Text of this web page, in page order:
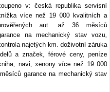
v: česká republika servisní
více než 19 000 kvalitních a
aut. až 36 měsíců
na mechanický stav vozu,
najetých km. doživotní záruka
a značek, férové ceny, peníze
navi, xenony více než 19 000
garance na mechanický stav